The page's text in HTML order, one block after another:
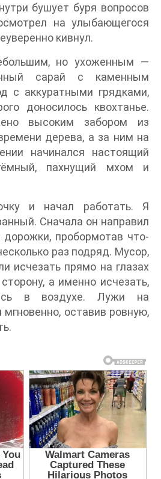
бушует буря вопросов
на улыбающегося
кивнул.
но ухоженным —
сарай с каменным
с аккуратными грядками,
доносилось квохтанье.
высоким забором из
дерева, а за ним на
начинался настоящий
пахнущий мхом и
и начал работать. Я
Сначала он направил
дорожки, пробормотав что-
раз подряд. Мусор,
исчезать прямо на глазах
а именно исчезать,
в воздухе. Лужи на
оставив ровную,